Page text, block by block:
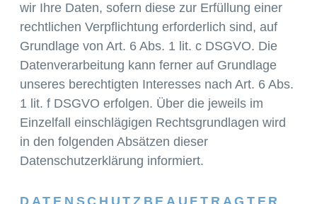
wir Ihre Daten, sofern diese zur Erfüllung einer
rechtlichen Verpflichtung erforderlich sind, auf
Grundlage von Art. 6 Abs. 1 lit. c DSGVO. Die
Datenverarbeitung kann ferner auf Grundlage
unseres berechtigten Interesses nach Art. 6 Abs.
1 lit. f DSGVO erfolgen. Über die jeweils im
Einzelfall einschlägigen Rechtsgrundlagen wird
in den folgenden Absätzen dieser
Datenschutzerklärung informiert.